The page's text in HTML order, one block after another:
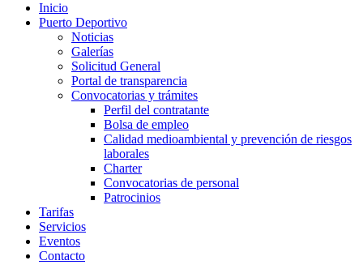
Inicio
Puerto Deportivo
Noticias
Galerías
Solicitud General
Portal de transparencia
Convocatorias y trámites
Perfil del contratante
Bolsa de empleo
Calidad medioambiental y prevención de riesgos
laborales
Charter
Convocatorias de personal
Patrocinios
Tarifas
Servicios
Eventos
Contacto